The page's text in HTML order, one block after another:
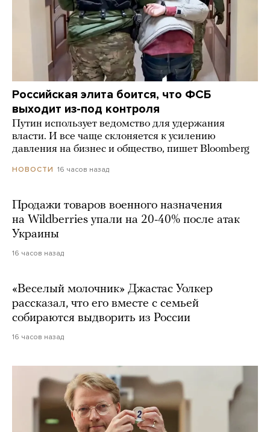
Российская элита боится, что ФСБ
выходит из-под контроля
Путин использует ведомство для удержания
власти. И все чаще склоняется к усилению
давления на бизнес и общество, пишет Bloomberg
НОВОСТИ 16 часов назад
Продажи товаров военного назначения
на Wildberries упали на 20-40% после атак
Украины
16 часов назад
«Веселый молочник» Джастас Уолкер
рассказал, что его вместе с семьей
собираются выдворить из России
16 часов назад